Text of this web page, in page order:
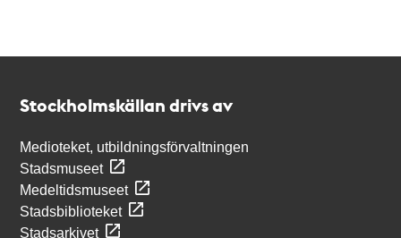
Stockholmskällan drivs av
Medioteket, utbildningsförvaltningen
Stadsmuseet
Medeltidsmuseet
Stadsbiblioteket
Stadsarkivet